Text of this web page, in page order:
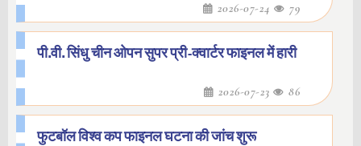
2026-07-24 79
पी.वी. सिंधु चीन ओपन सुपर प्री-क्वार्टर फाइनल में हारी
2026-07-23 86
फुटबॉल विश्व कप फाइनल घटना की जांच शुरू